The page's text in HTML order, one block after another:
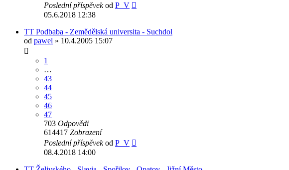
Poslední příspěvekod P_V
05.6.2018 12:38
TT Podbaba - Zemědělská universita - Suchdol
od pawel » 10.4.2005 15:07
1
…
43
44
45
46
47
703 Odpovědi
614417 Zobrazení
Poslední příspěvekod P_V
08.4.2018 14:00